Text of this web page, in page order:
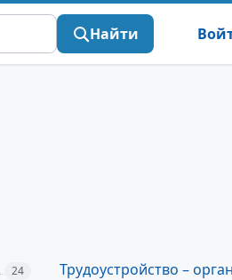
Найти
24 Трудоустройство –